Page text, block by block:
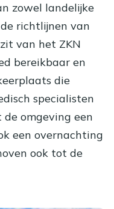
zowel landelijke
richtlijnen van
van het ZKN
bereikbaar en
die
specialisten
omgeving een
een overnachting
ook tot de